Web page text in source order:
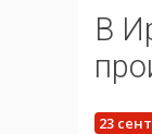
В
23